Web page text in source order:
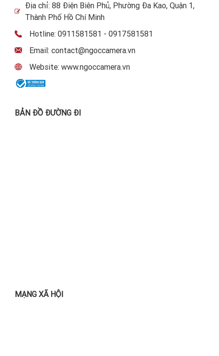
Địa chỉ: 88 Điện Biên Phủ, Phường Đa Kao, Quận 1,
Thành Phố Hồ Chí Minh
Hotline: 0911581581 - 0917581581
Email: contact@ngoccamera.vn
Website: www.ngoccamera.vn
BẢN ĐỒ ĐƯỜNG ĐI
MẠNG XÃ HỘI